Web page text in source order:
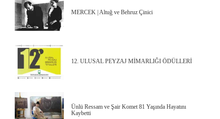
MERCEK | Altuğ ve Behruz Çinici
12. ULUSAL PEYZAJ MİMARLIĞI ÖDÜLLERİ
Ünlü Ressam ve Şair Komet 81 Yaşında Hayatını
Kaybetti